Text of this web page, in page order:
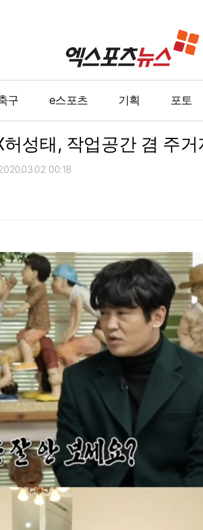
구 e스포츠 기획 포토
성태, 작업공간 겸 주
00:18